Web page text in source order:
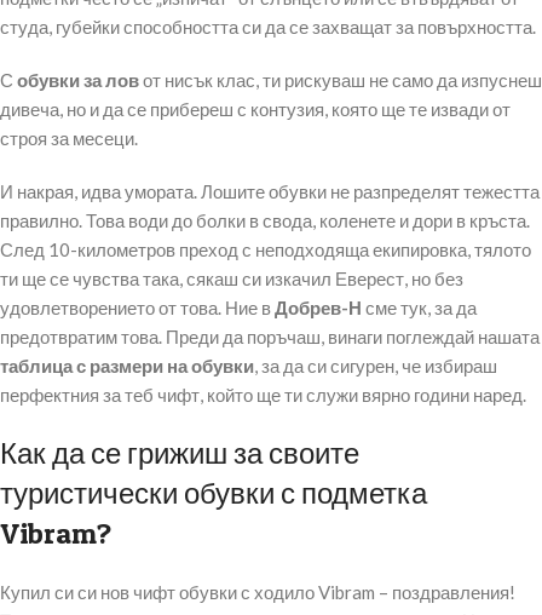
студа, губейки способността си да се захващат за повърхността.
С обувки за ловот нисък клас, ти рискуваш не само да изпуснеш
дивеча, но и да се прибереш с контузия, която ще те извади от
строя за месеци.
И накрая, идва умората. Лошите обувки не разпределят тежестта
правилно. Това води до болки в свода, коленете и дори в кръста.
След 10-километров преход с неподходяща екипировка, тялото
ти ще се чувства така, сякаш си изкачил Еверест, но без
удовлетворението от това. Ние вДобрев-Н сме тук, за да
предотвратим това. Преди да поръчаш, винаги поглеждай нашата
таблица с размери на обувки, за да си сигурен, че избираш
перфектния за теб чифт, който ще ти служи вярно години наред.
Как да се грижиш за своите
туристически обувки с подметка
Vibram?
Купил си си нов чифт обувки с ходило Vibram – поздравления!